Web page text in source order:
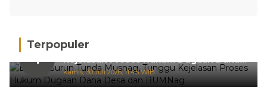
Terpopuler
1
BPRN Gurun Tunda Musnag, Tunggu
Kejelasan Proses Hukum Dugaan Dana
Desa dan BUMNag
Kamis, 30 Juli 2026, 11:45 WIB